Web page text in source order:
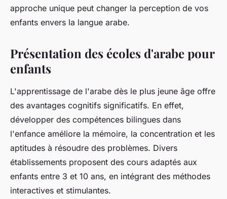
approche unique peut changer la perception de vos
enfants envers la langue arabe.
Présentation des écoles d'arabe pour
enfants
L'apprentissage de l'arabe dès le plus jeune âge offre
des avantages cognitifs significatifs. En effet,
développer des compétences bilingues dans
l'enfance améliore la mémoire, la concentration et les
aptitudes à résoudre des problèmes. Divers
établissements proposent des cours adaptés aux
enfants entre 3 et 10 ans, en intégrant des méthodes
interactives et stimulantes.